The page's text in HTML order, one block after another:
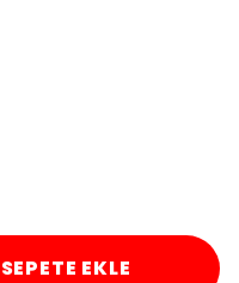
SEPETE EKLE